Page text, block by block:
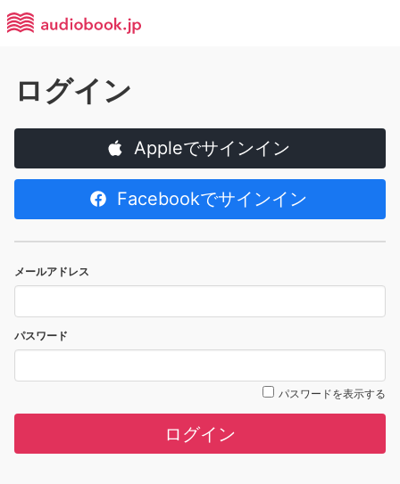
ログイン
Appleでサインイン
Facebookでサインイン
メールアドレス
パスワード
パスワードを表示する
ログイン